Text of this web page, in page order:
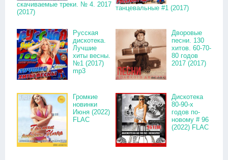
скачиваемые треки. № 4. 2017
(2017)
танцевальные #1 (2017)
Русская
дискотека.
Лучшие
хиты весны.
№1 (2017)
mp3
Дворовые
песни. 130
хитов. 60-70-
80 годов
2017 (2017)
Громкие
новинки
Июня (2022)
FLAC
Дискотека
80-90-х
годов по-
новому # 96
(2022) FLAC